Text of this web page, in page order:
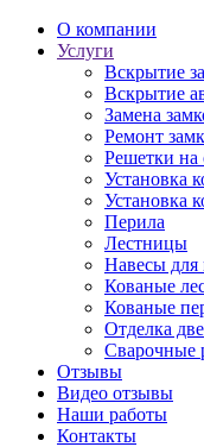
О компании
Услуги
Вскрытие
Вскрытие
Замена
Ремонт
Решетки на
Установка
Установка
Перила
Лестницы
Навесы
Кованые
Кованые
Отделка
Сварочные
Отзывы
Видео отзывы
Наши работы
Контакты